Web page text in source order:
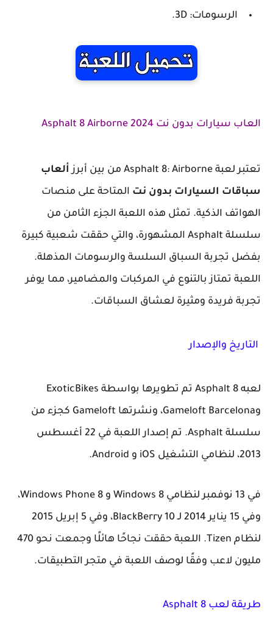
الرسومات: 3D.
العاب سيارات بدون نت 2024 Asphalt 8 Airborne
تعتبر لعبة Asphalt 8: Airborne من بين أبرز
ألعاب
سباقات السيارات بدون نت المتاحة على منصات
الهواتف الذكية. تمثل هذه اللعبة الجزء الثامن من
سلسلة Asphalt المشهورة، والتي حققت شعبية كبيرة
بفضل تجربة السباق السلسة والرسومات المذهلة.
اللعبة تمتاز بالتنوع في المركبات والمضامير، مما يوفر
تجربة فريدة ومثيرة لعشاق السباقات.
التاريخ والإصدار
لعبه Asphalt 8 تم تطويرها بواسطة ExoticBikes
وGameloft Barcelona، ونشرتها Gameloft كجزء من
سلسلة Asphalt. تم إصدار اللعبة في 22 أغسطس
2013، لنظامي التشغيل iOS و Android.
في 13 نوفمبر لنظامي Windows 8 و Windows Phone 8،
وفي 15 يناير 2014 لـ BlackBerry 10، وفي 5 إبريل 2015
لنظام Tizen. اللعبة حققت نجاحًا هائلًا وجمعت نحو 470
مليون لاعب وفقًا لوصف اللعبة في متجر التطبيقات.
طريقة لعب Asphalt 8